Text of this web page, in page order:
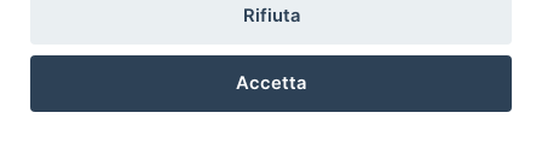
Rifiuta
Accetta